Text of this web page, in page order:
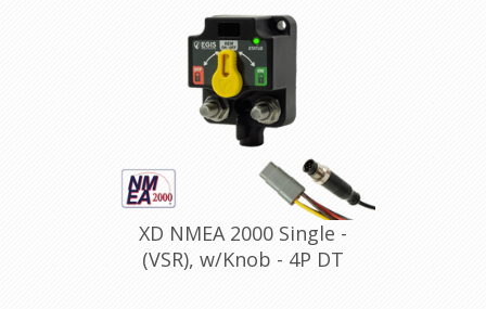
XD NMEA 2000 Single -
(VSR), w/Knob - 4P DT